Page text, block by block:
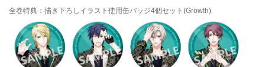
全巻特典：描き下ろしイラスト使用缶バッジ4個セット(Growth)